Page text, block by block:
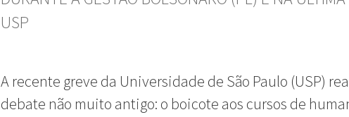
USP
A recente greve da Universidade de São Paulo (USP)
debate não muito antigo: o boicote aos cursos de